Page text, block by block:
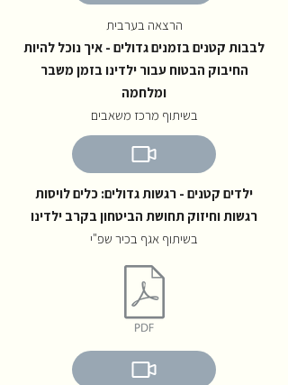
הרצאה בערבית
לבבות קטנים בזמנים גדולים - איך נוכל להיות
החיבוק הבטוח עבור ילדינו בזמן משבר
ומלחמה
בשיתוף מרכז משאבים
ילדים קטנים - רגשות גדולים: כלים לויסות
רגשות וחיזוק תחושת הביטחון בקרב ילדינו
בשיתוף אגף בכיר שפ"י